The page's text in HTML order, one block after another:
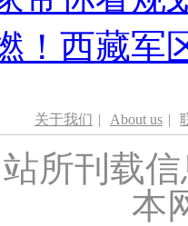
！西藏军
关于我们 | About us |
所刊载
本